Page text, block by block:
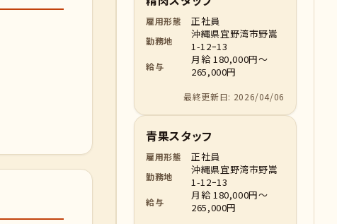
雇用形態 正社員
勤務地
沖縄県宜野湾市野嵩
1-12ｰ13
給与
月給 180,000円～
265,000円
最終更新日: 2026/04/06
青果スタッフ
雇用形態 正社員
勤務地
沖縄県宜野湾市野嵩
1-12ｰ13
給与
月給 180,000円～
265,000円